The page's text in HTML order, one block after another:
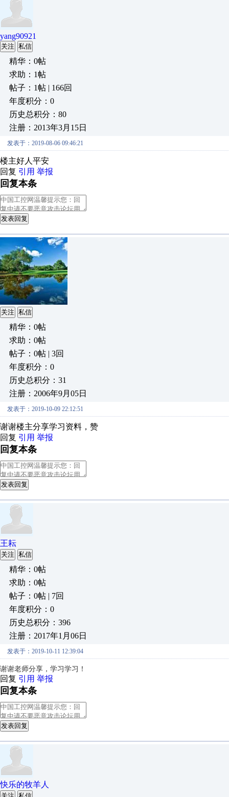
yang90921
关注 私信
精华：0帖
求助：1帖
帖子：1帖 | 166回
年度积分：0
历史总积分：80
注册：2013年3月15日
发表于：2019-08-06 09:46:21
楼主好人平安
回复 引用 举报
回复本条
发表回复
关注 私信
精华：0帖
求助：0帖
帖子：0帖 | 3回
年度积分：0
历史总积分：31
注册：2006年9月05日
发表于：2019-10-09 22:12:51
谢谢楼主分享学习资料，赞
回复 引用 举报
回复本条
发表回复
王耘
关注 私信
精华：0帖
求助：0帖
帖子：0帖 | 7回
年度积分：0
历史总积分：396
注册：2017年1月06日
发表于：2019-10-11 12:39:04
谢谢老师分享，学习学习！
回复 引用 举报
回复本条
发表回复
快乐的牧羊人